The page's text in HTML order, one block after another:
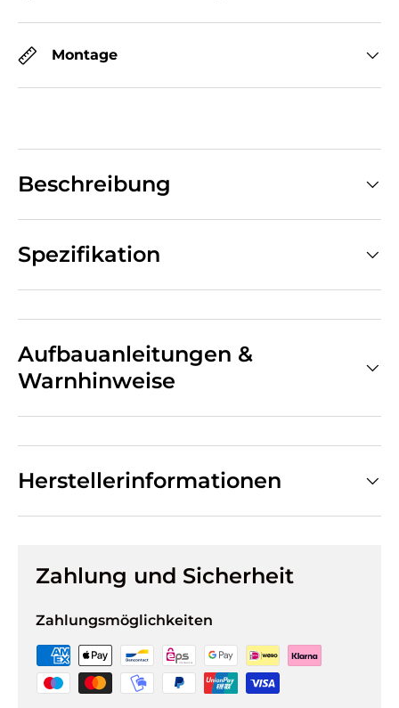
Montage
Beschreibung
Spezifikation
Aufbauanleitungen &
Warnhinweise
Herstellerinformationen
Zahlung und Sicherheit
Zahlungsmöglichkeiten